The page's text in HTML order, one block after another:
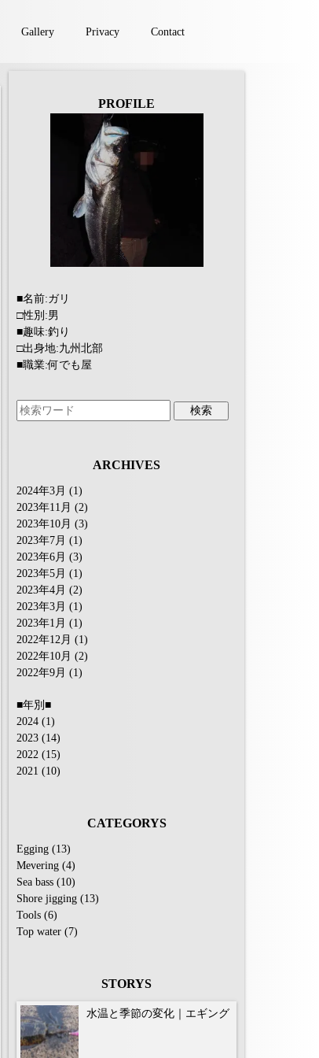
Gallery Privacy Contact
PROFILE
■名前:ガリ
□性別:男
■趣味:釣り
□出身地:九州北部
■職業:何でも屋
ARCHIVES
2024年3月 (1)
2023年11月 (2)
2023年10月 (3)
2023年7月 (1)
2023年6月 (3)
2023年5月 (1)
2023年4月 (2)
2023年3月 (1)
2023年1月 (1)
2022年12月 (1)
2022年10月 (2)
2022年9月 (1)
■年別■
2024 (1)
2023 (14)
2022 (15)
2021 (10)
CATEGORYS
Egging (13)
Mevering (4)
Sea ​​bass (10)
Shore jigging (13)
Tools (6)
Top water (7)
STORYS
水温と季節の変化｜エギング